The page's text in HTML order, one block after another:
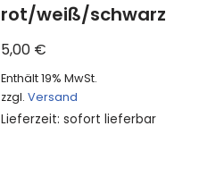
rot/weiß/schwarz
5,00 €
Enthält 19% MwSt.
zzgl.Versand
Lieferzeit: sofort lieferbar